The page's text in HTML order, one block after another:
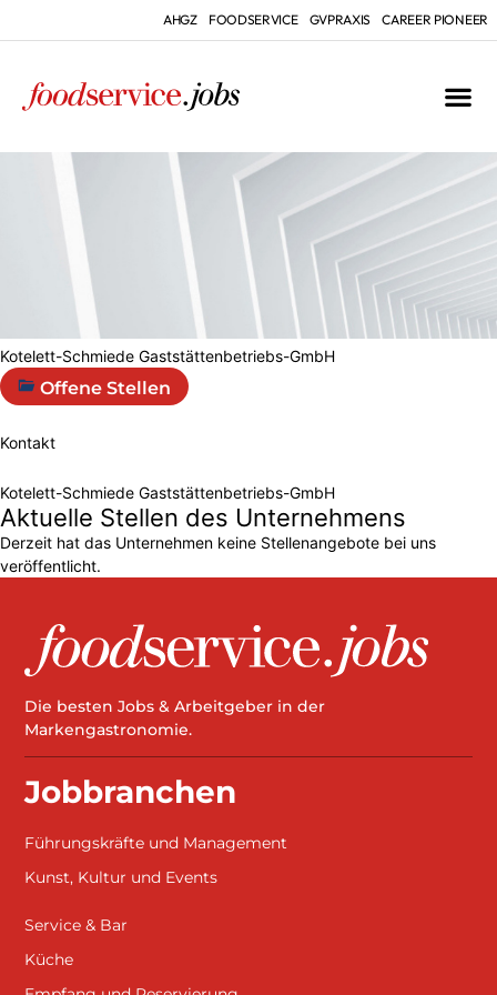
AHGZ FOODSERVICE GVPRAXIS CAREER PIONEER
Kotelett-Schmiede Gaststättenbetriebs-GmbH
Offene Stellen
Kontakt
Kotelett-Schmiede Gaststättenbetriebs-GmbH
Aktuelle Stellen des Unternehmens
Derzeit hat das Unternehmen keine Stellenangebote bei uns
veröffentlicht.
Die besten Jobs & Arbeitgeber in der
Markengastronomie.
Jobbranchen
Führungskräfte und Management
Kunst, Kultur und Events
Service & Bar
Küche